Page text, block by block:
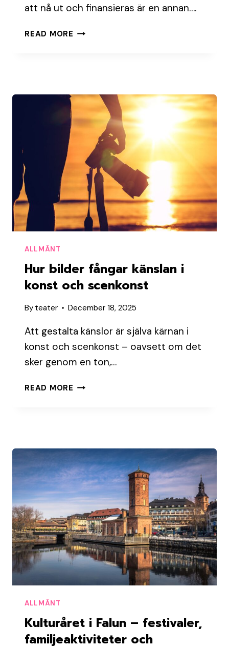
att nå ut och finansieras är en annan….
READ MORE SÅ
OCH
FINANSIÄRER
ALLMÄNT
Hur bilder fångar känslan i
konst och scenkonst
By teater December 18, 2025
Att gestalta känslor är själva kärnan i
konst och scenkonst – oavsett om det
sker genom en ton,…
READ MORE HUR
KONST
OCH
SCENKONST
ALLMÄNT
Kulturåret i Falun – festivaler,
familjeaktiviteter och